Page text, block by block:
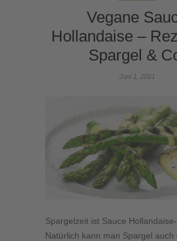
Vegane
Hollandaise –
Spargel &
Juni 1, 2021
Spargelzeit ist Sauce Hollandaise-
Natürlich kann man Spargel auch